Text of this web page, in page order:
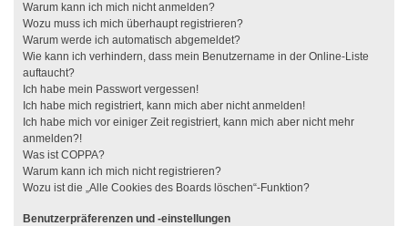
Warum kann ich mich nicht anmelden?
Wozu muss ich mich überhaupt registrieren?
Warum werde ich automatisch abgemeldet?
Wie kann ich verhindern, dass mein Benutzername in der Online-Liste
auftaucht?
Ich habe mein Passwort vergessen!
Ich habe mich registriert, kann mich aber nicht anmelden!
Ich habe mich vor einiger Zeit registriert, kann mich aber nicht mehr
anmelden?!
Was ist COPPA?
Warum kann ich mich nicht registrieren?
Wozu ist die „Alle Cookies des Boards löschen“-Funktion?
Benutzerpräferenzen und -einstellungen